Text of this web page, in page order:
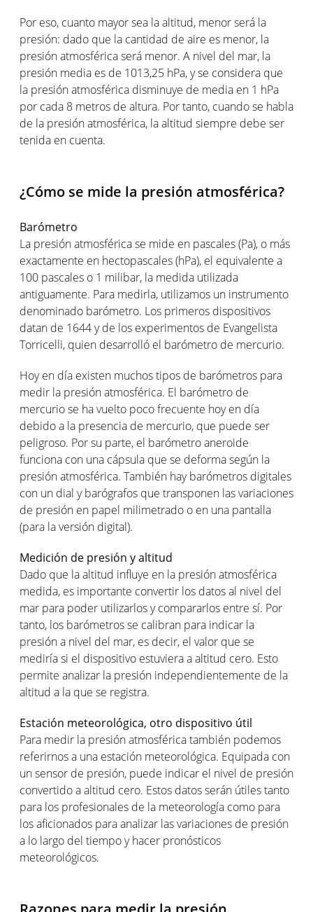
Por eso, cuanto mayor sea la altitud, menor será la
presión: dado que la cantidad de aire es menor, la
presión atmosférica será menor. A nivel del mar, la
presión media es de 1013,25 hPa, y se considera que
la presión atmosférica disminuye de media en 1 hPa
por cada 8 metros de altura. Por tanto, cuando se habla
de la presión atmosférica, la altitud siempre debe ser
tenida en cuenta.
¿Cómo se mide la presión atmosférica?
Barómetro
La presión atmosférica se mide en pascales (Pa), o más
exactamente en hectopascales (hPa), el equivalente a
100 pascales o 1 milibar, la medida utilizada
antiguamente. Para medirla, utilizamos un instrumento
denominado barómetro. Los primeros dispositivos
datan de 1644 y de los experimentos de Evangelista
Torricelli, quien desarrolló el barómetro de mercurio.
Hoy en día existen muchos tipos de barómetros para
medir la presión atmosférica. El barómetro de
mercurio se ha vuelto poco frecuente hoy en día
debido a la presencia de mercurio, que puede ser
peligroso. Por su parte, el barómetro aneroide
funciona con una cápsula que se deforma según la
presión atmosférica. También hay barómetros digitales
con un dial y barógrafos que transponen las variaciones
de presión en papel milimetrado o en una pantalla
(para la versión digital).
Medición de presión y altitud
Dado que la altitud influye en la presión atmosférica
medida, es importante convertir los datos al nivel del
mar para poder utilizarlos y compararlos entre sí. Por
tanto, los barómetros se calibran para indicar la
presión a nivel del mar, es decir, el valor que se
mediría si el dispositivo estuviera a altitud cero. Esto
permite analizar la presión independientemente de la
altitud a la que se registra.
Estación meteorológica, otro dispositivo útil
Para medir la presión atmosférica también podemos
referirnos a una estación meteorológica. Equipada con
un sensor de presión, puede indicar el nivel de presión
convertido a altitud cero. Estos datos serán útiles tanto
para los profesionales de la meteorología como para
los aficionados para analizar las variaciones de presión
a lo largo del tiempo y hacer pronósticos
meteorológicos.